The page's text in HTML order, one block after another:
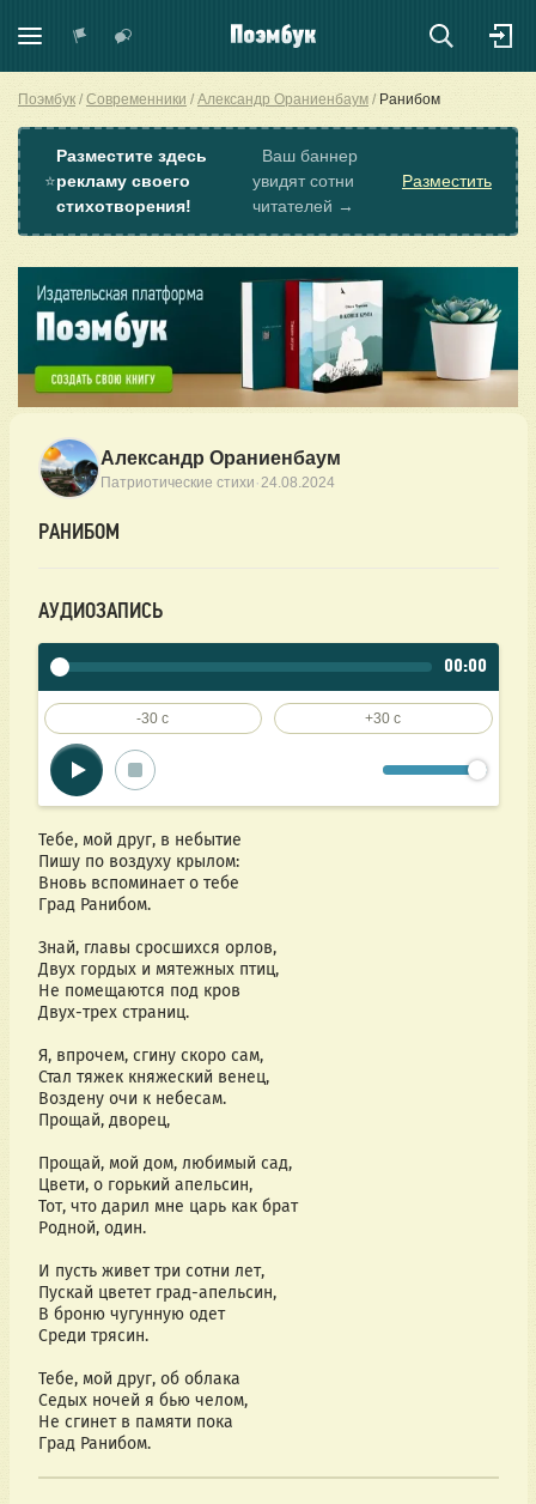
Поэмбук Современники Александр Ораниенбаум Ранибом
⭐
Разместите здесь
рекламу своего
стихотворения!
Ваш баннер
увидят сотни
читателей →
Разместить
Александр Ораниенбаум
Патриотические стихи ·24.08.2024
РАНИБОМ
АУДИОЗАПИСЬ
00:00
-30 c +30 c
Тебе, мой друг, в небытие
Пишу по воздуху крылом:
Вновь вспоминает о тебе
Град Ранибом.
Знай, главы сросшихся орлов,
Двух гордых и мятежных птиц,
Не помещаются под кров
Двух-трех страниц.
Я, впрочем, сгину скоро сам,
Стал тяжек княжеский венец,
Воздену очи к небесам.
Прощай, дворец,
Прощай, мой дом, любимый сад,
Цвети, о горький апельсин,
Тот, что дарил мне царь как брат
Родной, один.
И пусть живет три сотни лет,
Пускай цветет град-апельсин,
В броню чугунную одет
Среди трясин.
Тебе, мой друг, об облака
Седых ночей я бью челом,
Не сгинет в памяти пока
Град Ранибом.